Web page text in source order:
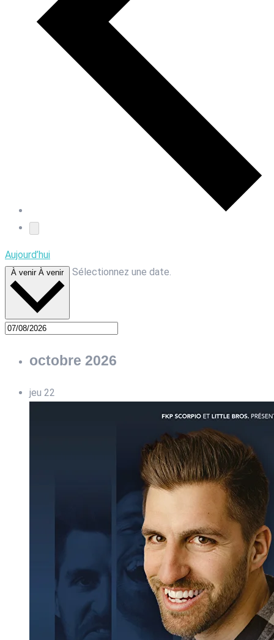
Aujourd’hui
À venir À venir Sélectionnez une date.
octobre 2026
jeu 22